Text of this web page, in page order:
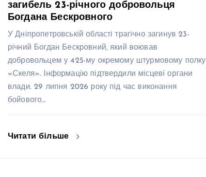
загибель 23-річного добровольця
Богдана Бескровного
У Дніпропетровській області трагічно загинув 23-
річний Богдан Бескровний, який воював
добровольцем у 425-му окремому штурмовому полку
«Скеля». Інформацію підтвердили місцеві органи
влади. 29 липня 2026 року під час виконання
бойового…
Читати більше